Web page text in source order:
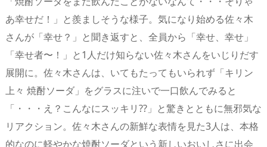
あ幸せだ！」と羨ましそうな様子。気になり始める佐々木
さんが「幸せ？」と聞き返すと、全員から「幸せ、幸せ」
「幸せ者〜！」と1人だけ知らない佐々木さんをいじりだす
展開に。佐々木さんは、いてもたってもいられず「キリン
上々 焼酎ソーダ」をグラスに注いで一口飲んでみると
「・・・え？こんなにスッキリ??」と驚きとともに無邪気な
リアクション。佐々木さんの新鮮な表情を見た3人は、本格
的なのに軽やかな焼酎ソーダという新しいおいしさに出会